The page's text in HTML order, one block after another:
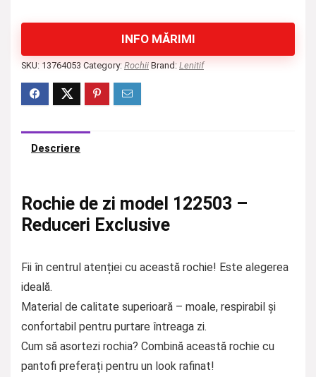
INFO MĂRIMI
SKU: 13764053 Category: Rochii Brand: Lenitif
Descriere
Rochie de zi model 122503 –
Reduceri Exclusive
Fii în centrul atenției cu această rochie! Este alegerea
ideală.
Material de calitate superioară – moale, respirabil și
confortabil pentru purtare întreaga zi.
Cum să asortezi rochia? Combină această rochie cu
pantofi preferați pentru un look rafinat!